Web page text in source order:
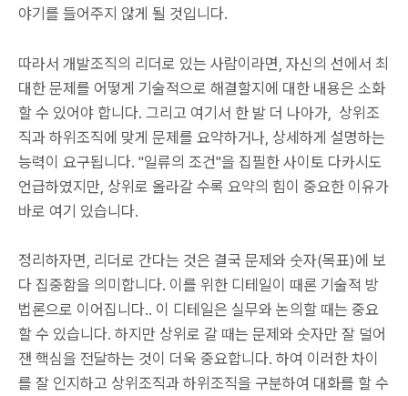
야기를 들어주지 않게 될 것입니다.
따라서 개발조직의 리더로 있는 사람이라면, 자신의 선에서 최
대한 문제를 어떻게 기술적으로 해결할지에 대한 내용은 소화
할 수 있어야 합니다. 그리고 여기서 한 발 더 나아가, 상위조
직과 하위조직에 맞게 문제를 요약하거나, 상세하게 설명하는
능력이 요구됩니다. "일류의 조건"을 집필한 사이토 다카시도
언급하였지만, 상위로 올라갈 수록 요약의 힘이 중요한 이유가
바로 여기 있습니다.
정리하자면, 리더로 간다는 것은 결국 문제와 숫자(목표)에 보
다 집중함을 의미합니다. 이를 위한 디테일이 때론 기술적 방
법론으로 이어집니다.. 이 디테일은 실무와 논의할 때는 중요
할 수 있습니다. 하지만 상위로 갈 때는 문제와 숫자만 잘 덜어
잰 핵심을 전달하는 것이 더욱 중요합니다. 하여 이러한 차이
를 잘 인지하고 상위조직과 하위조직을 구분하여 대화를 할 수